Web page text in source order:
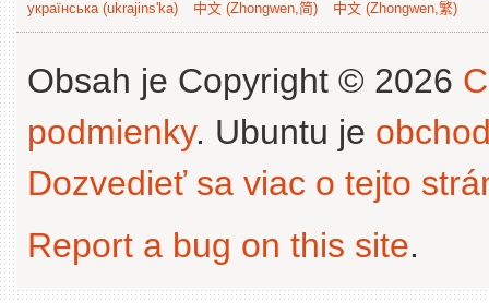
українська (ukrajins'ka)
中文 (Zhongwen,简) 中文 (Zhongwen,繁)
Obsah je Copyright © 2026
podmienky. Ubuntu je
Dozvedieť sa viac o tejto
Report a bug on this site.